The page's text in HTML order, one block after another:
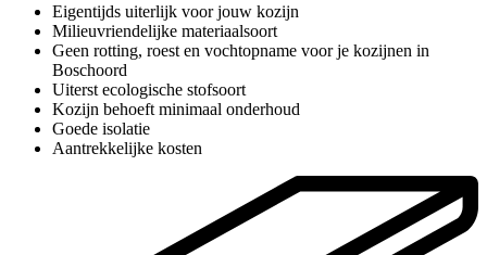
Eigentijds uiterlijk voor jouw kozijn
Milieuvriendelijke materiaalsoort
Geen rotting, roest en vochtopname voor je kozijnen in
Boschoord
Uiterst ecologische stofsoort
Kozijn behoeft minimaal onderhoud
Goede isolatie
Aantrekkelijke kosten